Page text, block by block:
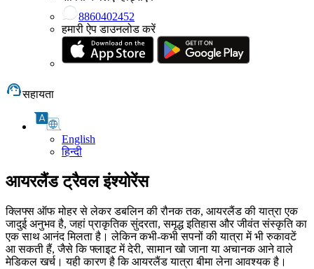
8860402452
हमारी ऐप डाउनलोड करें
सहायता
English
हिन्दी
आयरलैंड ट्रैवल इंश्योरेंस
क्लिफ्स ऑफ मोहर से लेकर डबलिन की रौनक तक, आयरलैंड की यात्रा एक
जादुई अनुभव है, जहां प्राकृतिक सुंदरता, समृद्ध इतिहास और जीवंत संस्कृति का
एक साथ आनंद मिलता है। लेकिन कभी-कभी सपनों की यात्रा में भी रुकावटें
आ सकती हैं, जैसे कि फ्लाइट में देरी, सामान खो जाना या अचानक आने वाले
मेडिकल खर्च। यही कारण है कि आयरलैंड यात्रा बीमा लेना आवश्यक है।